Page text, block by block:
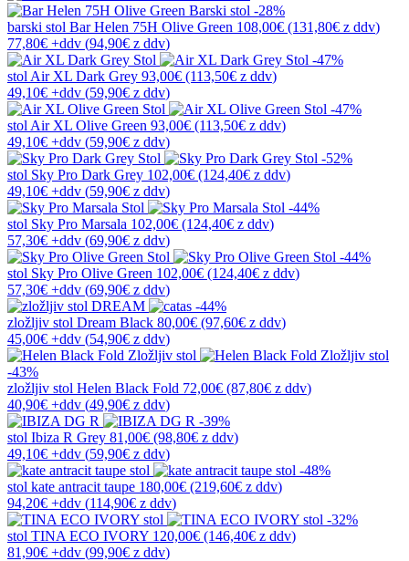
-28%
barski stol Bar Helen 75H Olive Green 108,00€ (131,80€ z ddv)
77,80€ +ddv (94,90€ z ddv)
-47%
stol Air XL Dark Grey 93,00€ (113,50€ z ddv)
49,10€ +ddv (59,90€ z ddv)
-47%
stol Air XL Olive Green 93,00€ (113,50€ z ddv)
49,10€ +ddv (59,90€ z ddv)
-52%
stol Sky Pro Dark Grey 102,00€ (124,40€ z ddv)
49,10€ +ddv (59,90€ z ddv)
-44%
stol Sky Pro Marsala 102,00€ (124,40€ z ddv)
57,30€ +ddv (69,90€ z ddv)
-44%
stol Sky Pro Olive Green 102,00€ (124,40€ z ddv)
57,30€ +ddv (69,90€ z ddv)
-44%
zložljiv stol Dream Black 80,00€ (97,60€ z ddv)
45,00€ +ddv (54,90€ z ddv)
-43%
zložljiv stol Helen Black Fold 72,00€ (87,80€ z ddv)
40,90€ +ddv (49,90€ z ddv)
-39%
stol Ibiza R Grey 81,00€ (98,80€ z ddv)
49,10€ +ddv (59,90€ z ddv)
-48%
stol kate antracit taupe 180,00€ (219,60€ z ddv)
94,20€ +ddv (114,90€ z ddv)
-32%
stol TINA ECO IVORY 120,00€ (146,40€ z ddv)
81,90€ +ddv (99,90€ z ddv)